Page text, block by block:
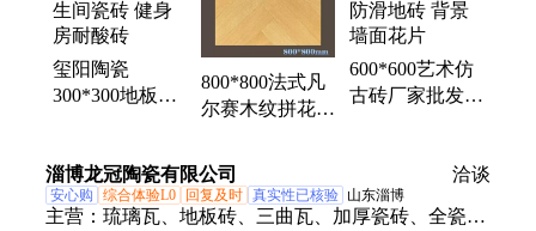
厅地砖、会所地砖、大板地砖、工程地砖、阳台卫生
间、厨卫墙面砖、镀金小地砖
玺阳陶瓷
300*300地板砖
房耐酸砖
800*800法式凡
尔赛木纹拼花砖
木纹瓷砖
600*600艺术仿
古砖厂家批发
淄博龙冠陶瓷有限公司 洽谈
安心购 综合体验L0 回复及时 真实性已核验 山东淄博
主营： 琉璃瓦、地板砖、三曲瓦、加厚瓷砖、全瓷